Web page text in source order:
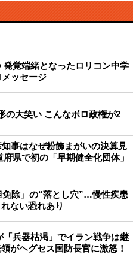
覚端緒となったロリコン中学
ッセージ
の大笑い こんなボロ政権が2
事はなぜ粉飾まがいの決算見
県で初の「早期健全化団体」
除」の“落とし穴”…慢性疾患
ない恐れあり
兵器枯渇」でイラン戦争は継
がヘグセス国防長官に激怒！